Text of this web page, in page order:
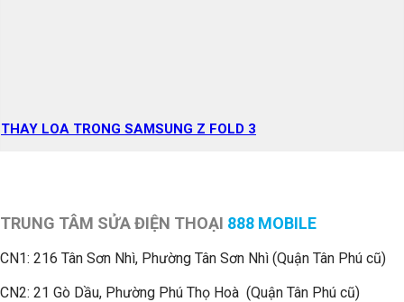
THAY LOA TRONG SAMSUNG Z FOLD 3
TRUNG TÂM SỬA ĐIỆN THOẠI 888 MOBILE
CN1: 216 Tân Sơn Nhì, Phường Tân Sơn Nhì (Quận Tân Phú cũ)
CN2: 21 Gò Dầu, Phường Phú Thọ Hoà (Quận Tân Phú cũ)